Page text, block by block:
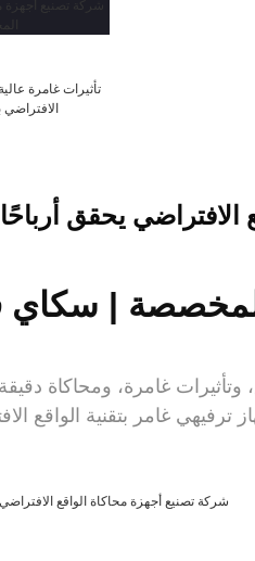
تأثيرات غامرة
يحقق أرباحًا
أنيق، وتأثيرات غامرة،